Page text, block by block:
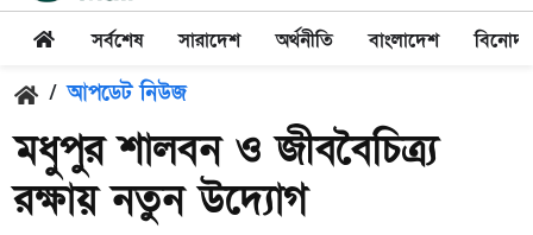
সর্বশেষ সারাদেশ অর্থনীতি বাংলাদেশ
/ আপডেট নিউজ
মধুপুর শালবন ও জীববৈচিত্র্য
রক্ষায় নতুন উদ্যোগ